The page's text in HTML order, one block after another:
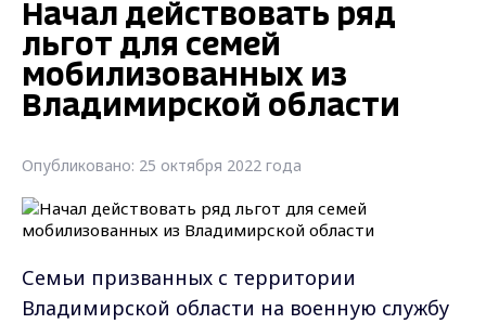
Начал действовать ряд
льгот для семей
мобилизованных из
Владимирской области
Опубликовано: 25 октября 2022 года
Семьи призванных с территории
Владимирской области на военную службу